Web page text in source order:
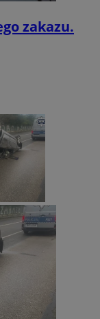
zakazu.